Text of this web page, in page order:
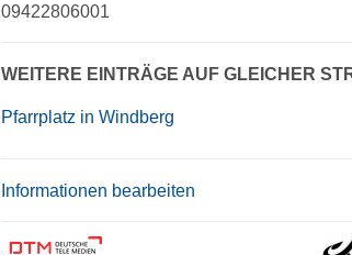
09422806001
WEITERE EINTRÄGE AUF GLEICHER
Pfarrplatz in Windberg
Informationen bearbeiten